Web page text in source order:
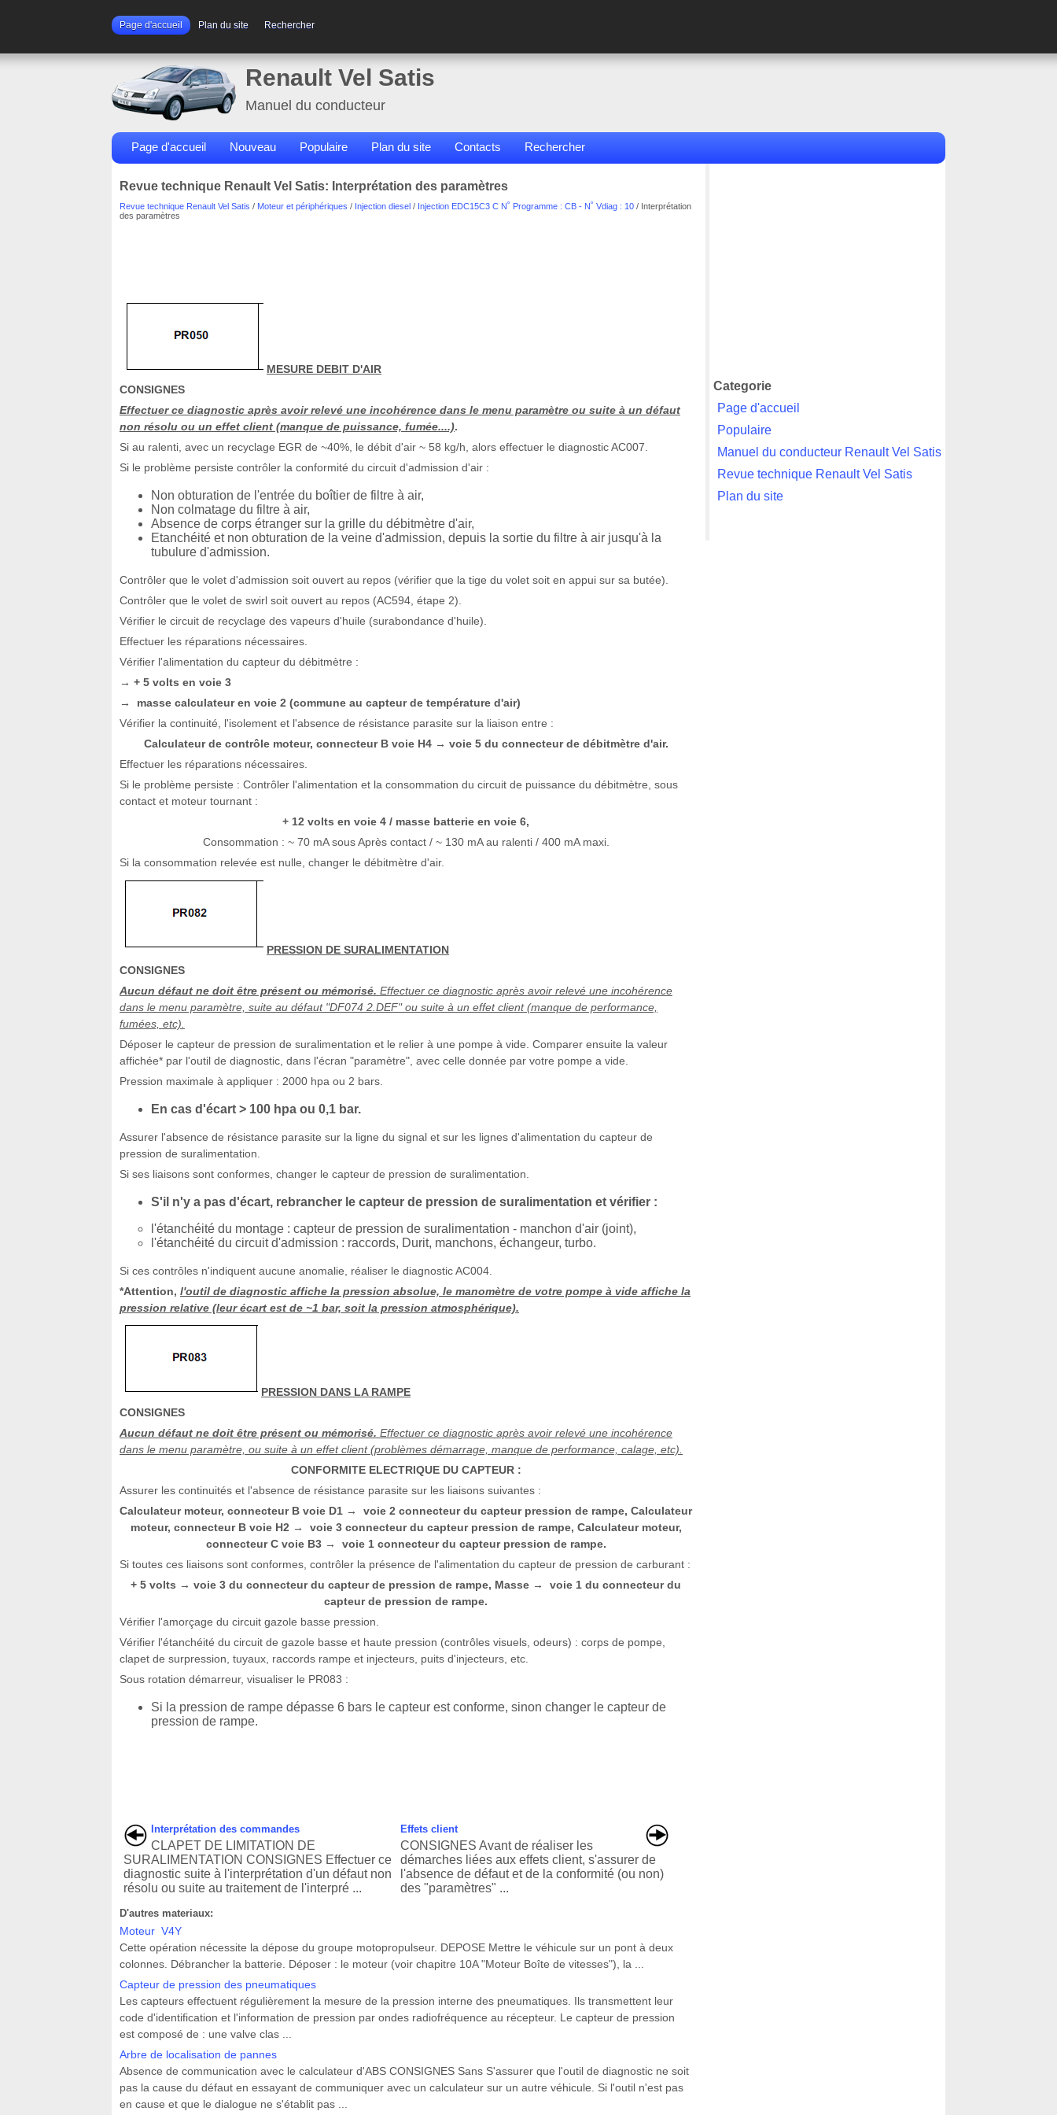
Page d'accueil Plan du site Rechercher
Renault Vel Satis
Manuel du conducteur
Page d'accueil Nouveau Populaire Plan du site Contacts Rechercher
Revue technique Renault Vel Satis: Interprétation des paramètres
Revue technique Renault Vel Satis / Moteur et périphériques / Injection diesel / Injection EDC15C3 C N˚ Programme : CB - N˚ Vdiag : 10 / Interprétation
des paramètres
MESURE DEBIT D'AIR
CONSIGNES
Effectuer ce diagnostic après avoir relevé une incohérence dans le menu paramètre ou suite à un défaut
non résolu ou un effet client (manque de puissance, fumée....).
Si au ralenti, avec un recyclage EGR de ~40%, le débit d'air ~ 58 kg/h, alors effectuer le diagnostic AC007.
Si le problème persiste contrôler la conformité du circuit d'admission d'air :
Non obturation de l'entrée du boîtier de filtre à air,
Non colmatage du filtre à air,
Absence de corps étranger sur la grille du débitmètre d'air,
Etanchéité et non obturation de la veine d'admission, depuis la sortie du filtre à air jusqu'à la
tubulure d'admission.
Contrôler que le volet d'admission soit ouvert au repos (vérifier que la tige du volet soit en appui sur sa butée).
Contrôler que le volet de swirl soit ouvert au repos (AC594, étape 2).
Vérifier le circuit de recyclage des vapeurs d'huile (surabondance d'huile).
Effectuer les réparations nécessaires.
Vérifier l'alimentation du capteur du débitmètre :
→ + 5 volts en voie 3
→ masse calculateur en voie 2 (commune au capteur de température d'air)
Vérifier la continuité, l'isolement et l'absence de résistance parasite sur la liaison entre :
Calculateur de contrôle moteur, connecteur B voie H4 → voie 5 du connecteur de débitmètre d'air.
Effectuer les réparations nécessaires.
Si le problème persiste : Contrôler l'alimentation et la consommation du circuit de puissance du débitmètre, sous
contact et moteur tournant :
+ 12 volts en voie 4 / masse batterie en voie 6,
Consommation : ~ 70 mA sous Après contact / ~ 130 mA au ralenti / 400 mA maxi.
Si la consommation relevée est nulle, changer le débitmètre d'air.
PRESSION DE SURALIMENTATION
CONSIGNES
Aucun défaut ne doit être présent ou mémorisé. Effectuer ce diagnostic après avoir relevé une incohérence
dans le menu paramètre, suite au défaut "DF074 2.DEF" ou suite à un effet client (manque de performance,
fumées, etc).
Déposer le capteur de pression de suralimentation et le relier à une pompe à vide. Comparer ensuite la valeur
affichée* par l'outil de diagnostic, dans l'écran "paramètre", avec celle donnée par votre pompe a vide.
Pression maximale à appliquer : 2000 hpa ou 2 bars.
En cas d'écart > 100 hpa ou 0,1 bar.
Assurer l'absence de résistance parasite sur la ligne du signal et sur les lignes d'alimentation du capteur de
pression de suralimentation.
Si ses liaisons sont conformes, changer le capteur de pression de suralimentation.
S'il n'y a pas d'écart, rebrancher le capteur de pression de suralimentation et vérifier :
l'étanchéité du montage : capteur de pression de suralimentation - manchon d'air (joint),
l'étanchéité du circuit d'admission : raccords, Durit, manchons, échangeur, turbo.
Si ces contrôles n'indiquent aucune anomalie, réaliser le diagnostic AC004.
*Attention, l'outil de diagnostic affiche la pression absolue, le manomètre de votre pompe à vide affiche la
pression relative (leur écart est de ~1 bar, soit la pression atmosphérique).
PRESSION DANS LA RAMPE
CONSIGNES
Aucun défaut ne doit être présent ou mémorisé. Effectuer ce diagnostic après avoir relevé une incohérence
dans le menu paramètre, ou suite à un effet client (problèmes démarrage, manque de performance, calage, etc).
CONFORMITE ELECTRIQUE DU CAPTEUR :
Assurer les continuités et l'absence de résistance parasite sur les liaisons suivantes :
Calculateur moteur, connecteur B voie D1 → voie 2 connecteur du capteur pression de rampe, Calculateur
moteur, connecteur B voie H2 → voie 3 connecteur du capteur pression de rampe, Calculateur moteur,
connecteur C voie B3 →
voie 1 connecteur du capteur pression de rampe.
Si toutes ces liaisons sont conformes, contrôler la présence de l'alimentation du capteur de pression de carburant :
+ 5 volts → voie 3 du connecteur du capteur de pression de rampe, Masse →
voie 1 du connecteur du
capteur de pression de rampe.
Vérifier l'amorçage du circuit gazole basse pression.
Vérifier l'étanchéité du circuit de gazole basse et haute pression (contrôles visuels, odeurs) : corps de pompe,
clapet de surpression, tuyaux, raccords rampe et injecteurs, puits d'injecteurs, etc.
Sous rotation démarreur, visualiser le PR083 :
Si la pression de rampe dépasse 6 bars le capteur est conforme, sinon changer le capteur de
pression de rampe.
Interprétation des commandes
CLAPET DE LIMITATION DE
SURALIMENTATION CONSIGNES Effectuer ce
diagnostic suite à l'interprétation d'un défaut non
résolu ou suite au traitement de l'interpré ...
Effets client
CONSIGNES Avant de réaliser les
démarches liées aux effets client, s'assurer de
l'absence de défaut et de la conformité (ou non)
des "paramètres" ...
D'autres materiaux:
Moteur V4Y
Cette opération nécessite la dépose du groupe motopropulseur. DEPOSE Mettre le véhicule sur un pont à deux
colonnes. Débrancher la batterie. Déposer : le moteur (voir chapitre 10A "Moteur Boîte de vitesses"), la ...
Capteur de pression des pneumatiques
Les capteurs effectuent régulièrement la mesure de la pression interne des pneumatiques. Ils transmettent leur
code d'identification et l'information de pression par ondes radiofréquence au récepteur. Le capteur de pression
est composé de : une valve clas ...
Arbre de localisation de pannes
Absence de communication avec le calculateur d'ABS CONSIGNES Sans S'assurer que l'outil de diagnostic ne soit
pas la cause du défaut en essayant de communiquer avec un calculateur sur un autre véhicule. Si l'outil n'est pas
en cause et que le dialogue ne s'établit pas ...
Categorie
Page d'accueil
Populaire
Manuel du conducteur Renault Vel Satis
Revue technique Renault Vel Satis
Plan du site